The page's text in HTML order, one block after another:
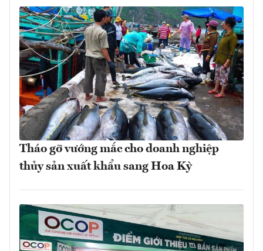
Tháo gỡ vướng mắc cho doanh nghiệp
thủy sản xuất khẩu sang Hoa Kỳ